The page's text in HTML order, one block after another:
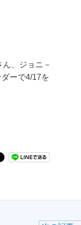
、ジョニ－
ーで4/17を